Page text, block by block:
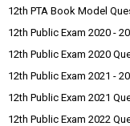
12th PTA Book Model
12th Public Exam 2020 -
12th Public Exam 2020
12th Public Exam 2021 -
12th Public Exam 2021
12th Public Exam 2022